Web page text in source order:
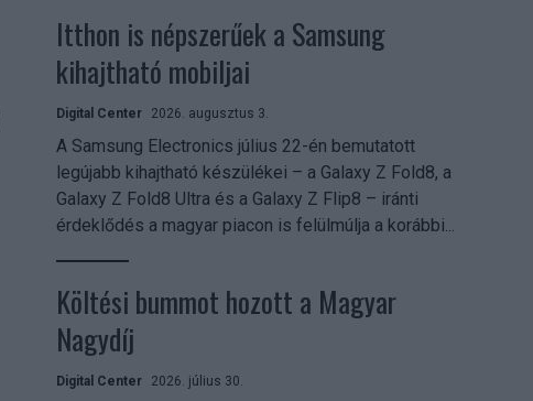
Itthon is népszerűek a Samsung
kihajtható mobiljai
Digital Center 2026. augusztus 3.
A Samsung Electronics július 22-én bemutatott
legújabb kihajtható készülékei – a Galaxy Z Fold8, a
Galaxy Z Fold8 Ultra és a Galaxy Z Flip8 – iránti
érdeklődés a magyar piacon is felülmúlja a korábbi...
Költési bummot hozott a Magyar
Nagydíj
Digital Center 2026. július 30.